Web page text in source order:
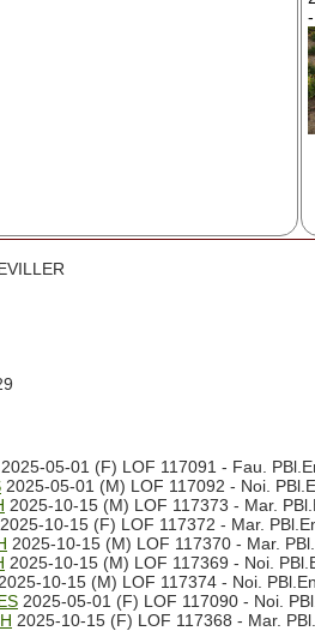
2025-05-01 (F) LOF 117091 - Fau.
2025-05-01 (M) LOF 117092 - Noi.
2025-10-15 (M) LOF 117373 - Mar.
2025-10-15 (F) LOF 117372 - Mar.
2025-10-15 (M) LOF 117370 - Mar.
2025-10-15 (M) LOF 117369 - Noi.
2025-10-15 (M) LOF 117374 - Noi.
2025-05-01 (F) LOF 117090 - Noi.
2025-10-15 (F) LOF 117368 - Mar.